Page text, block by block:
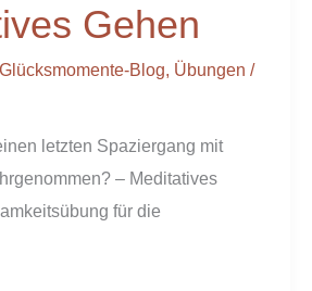
Gehen
Glücksmomente-Blog, Übungen /
letzten Spaziergang mit
– Meditatives
für die